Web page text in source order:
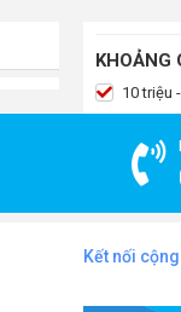
KHOẢNG
10 triệu
Kết nối